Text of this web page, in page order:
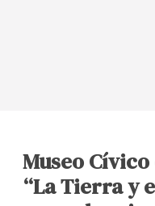
Museo
“La Tierra y